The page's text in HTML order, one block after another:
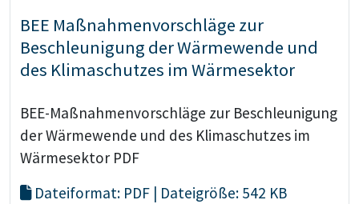
BEE Maßnahmenvorschläge zur
Beschleunigung der Wärmewende und
des Klimaschutzes im Wärmesektor
BEE-Maßnahmenvorschläge zur Beschleunigung
der Wärmewende und des Klimaschutzes im
Wärmesektor PDF
Dateiformat: PDF | Dateigröße: 542 KB